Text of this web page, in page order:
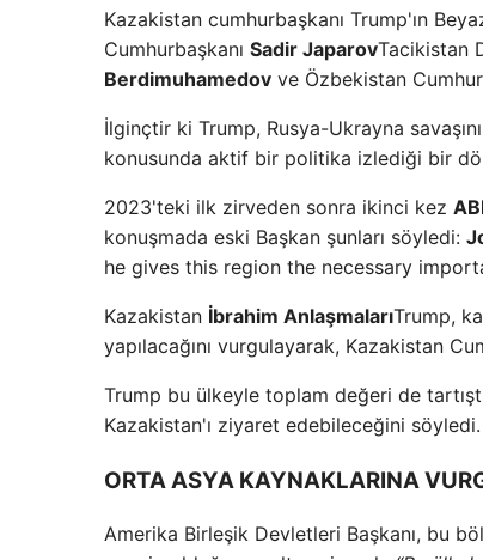
Kazakistan cumhurbaşkanı Trump'ın
Cumhurbaşkanı Sadir JaparovTacikistan
Berdimuhamedov ve Özbekistan
İlginçtir ki Trump, Rusya-Ukrayna
konusunda aktif bir politika izlediği bir
2023'teki ilk zirveden sonra ikinci kez
konuşmada eski Başkan şunları söyledi:
he gives this region the necessary
Kazakistan İbrahim AnlaşmalarıTrump,
yapılacağını vurgulayarak, Kazakistan
Trump bu ülkeyle toplam değeri de
Kazakistan'ı ziyaret edebileceğini söyledi.
ORTA ASYA KAYNAKLARINA
Amerika Birleşik Devletleri Başkanı, bu